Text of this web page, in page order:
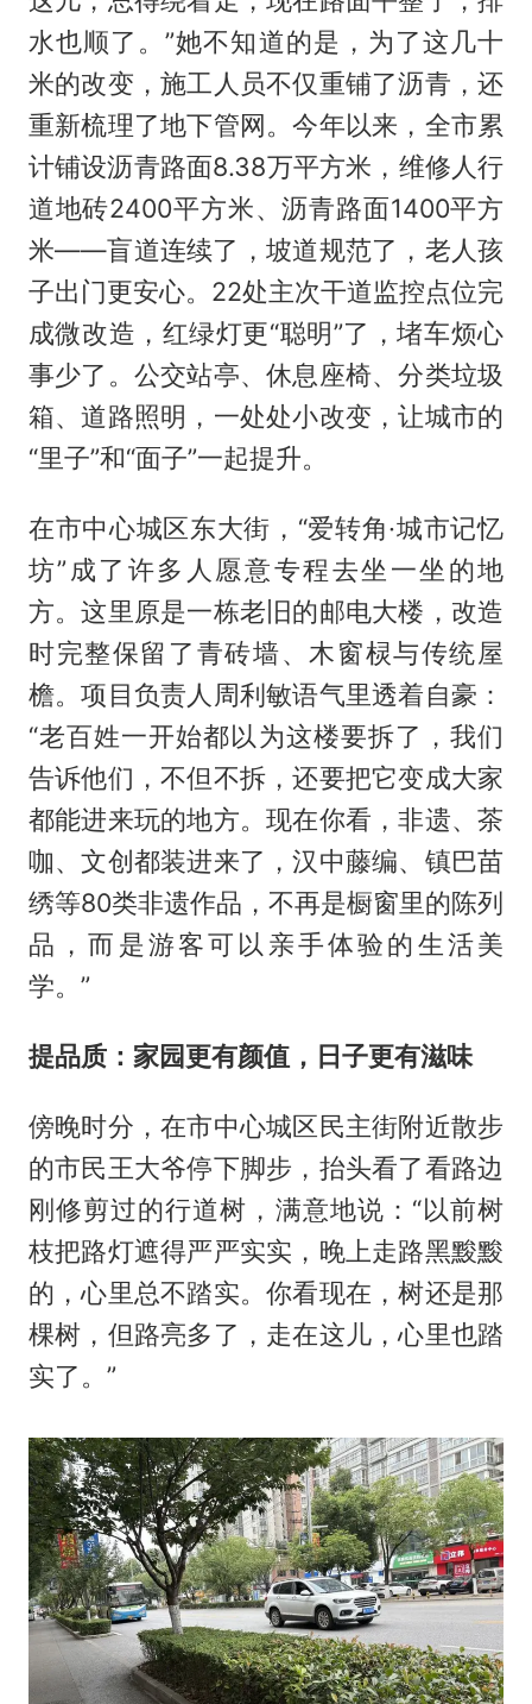
水也顺了。”她不知道的是，为了这几十
米的改变，施工人员不仅重铺了沥青，还
重新梳理了地下管网。今年以来，全市累
计铺设沥青路面8.38万平方米，维修人行
道地砖2400平方米、沥青路面1400平方
米——盲道连续了，坡道规范了，老人孩
子出门更安心。22处主次干道监控点位完
成微改造，红绿灯更“聪明”了，堵车烦心
事少了。公交站亭、休息座椅、分类垃圾
箱、道路照明，一处处小改变，让城市的
“里子”和“面子”一起提升。
在市中心城区东大街，“爱转角·城市记忆
坊”成了许多人愿意专程去坐一坐的地
方。这里原是一栋老旧的邮电大楼，改造
时完整保留了青砖墙、木窗棂与传统屋
檐。项目负责人周利敏语气里透着自豪：
“老百姓一开始都以为这楼要拆了，我们
告诉他们，不但不拆，还要把它变成大家
都能进来玩的地方。现在你看，非遗、茶
咖、文创都装进来了，汉中藤编、镇巴苗
绣等80类非遗作品，不再是橱窗里的陈列
品，而是游客可以亲手体验的生活美
学。”
提品质：家园更有颜值，日子更有滋味
傍晚时分，在市中心城区民主街附近散步
的市民王大爷停下脚步，抬头看了看路边
刚修剪过的行道树，满意地说：“以前树
枝把路灯遮得严严实实，晚上走路黑黢黢
的，心里总不踏实。你看现在，树还是那
棵树，但路亮多了，走在这儿，心里也踏
实了。”